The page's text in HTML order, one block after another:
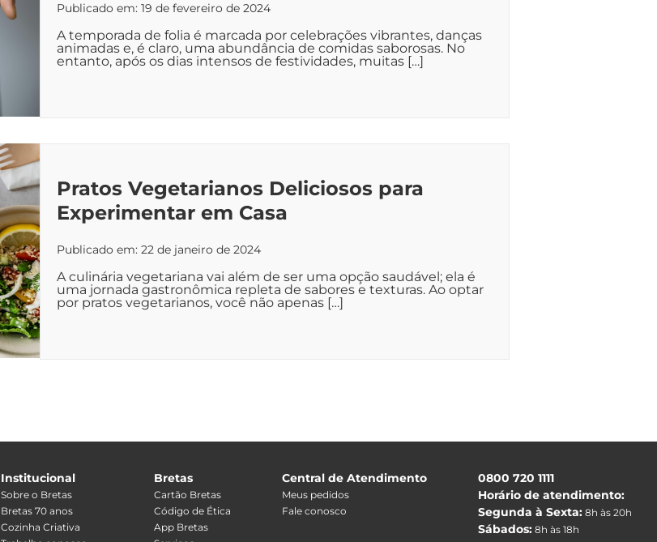
Publicado em: 19 de fevereiro de 2024
A temporada de folia é marcada por celebrações vibrantes, danças
animadas e, é claro, uma abundância de comidas saborosas. No
entanto, após os dias intensos de festividades, muitas […]
Pratos Vegetarianos Deliciosos para
Experimentar em Casa
Publicado em: 22 de janeiro de 2024
A culinária vegetariana vai além de ser uma opção saudável; ela é
uma jornada gastronômica repleta de sabores e texturas. Ao optar
por pratos vegetarianos, você não apenas […]
Institucional
Sobre o Bretas
Bretas 70 anos
Cozinha Criativa
Bretas
Cartão Bretas
Código de Ética
App Bretas
Central de Atendimento
Meus pedidos
Fale conosco
0800 720 1111
Horário de atendimento:
Segunda à Sexta:8h às 20h
Sábados:8h às 18h